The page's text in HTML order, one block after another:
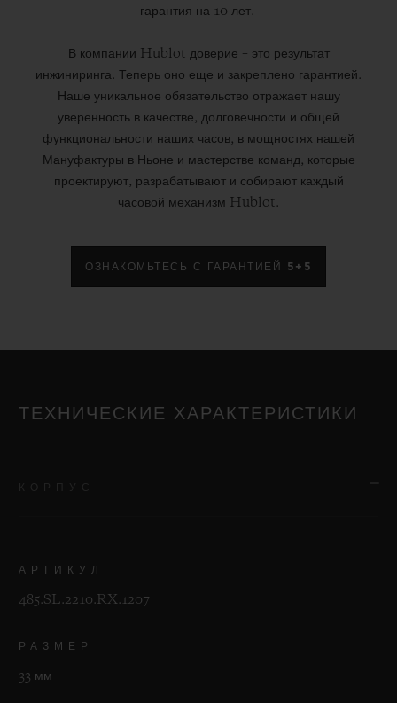
гарантия на 10 лет.
В компании Hublot доверие – это результат
инжиниринга. Теперь оно еще и закреплено гарантией.
Наше уникальное обязательство отражает нашу
уверенность в качестве, долговечности и общей
функциональности наших часов, в мощностях нашей
Мануфактуры в Ньоне и мастерстве команд, которые
проектируют, разрабатывают и собирают каждый
часовой механизм Hublot.
ОЗНАКОМЬТЕСЬ С ГАРАНТИЕЙ 5+5
ТЕХНИЧЕСКИЕ ХАРАКТЕРИСТИКИ
АРТИКУЛ
485.SL.2210.RX.1207
РАЗМЕР
33 мм